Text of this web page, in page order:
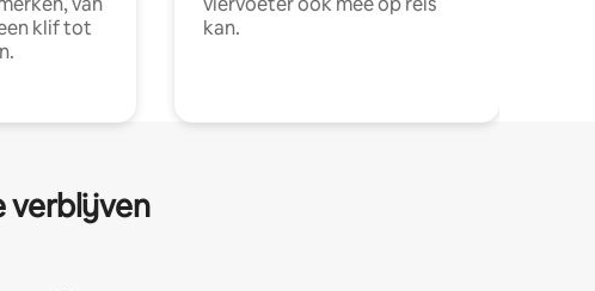
klif tot
kan.
verblijven